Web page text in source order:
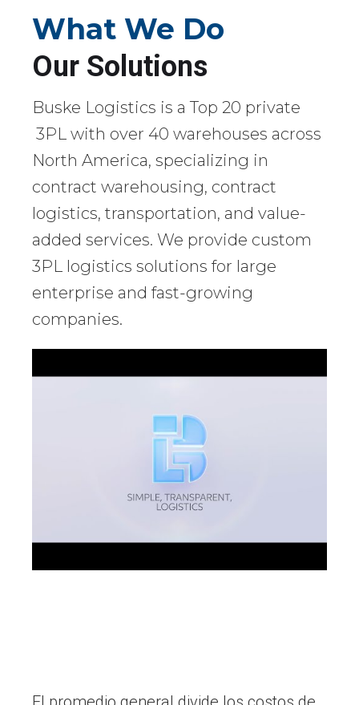
What We Do
Our Solutions
Buske Logistics is a Top 20 private
3PL with over 40 warehouses across
North America, specializing in
contract warehousing, contract
logistics, transportation, and value-
added services. We provide custom
3PL logistics solutions for large
enterprise and fast-growing
companies.